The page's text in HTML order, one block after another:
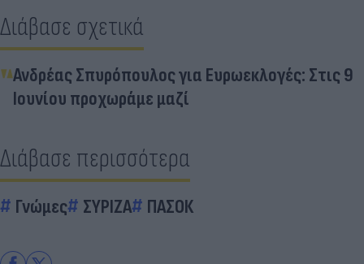
Διάβασε σχετικά
Ανδρέας Σπυρόπουλος για Ευρωεκλογές: Στις 9
Ιουνίου προχωράμε μαζί
Διάβασε περισσότερα
Γνώμες ΣΥΡΙΖΑ ΠΑΣΟΚ